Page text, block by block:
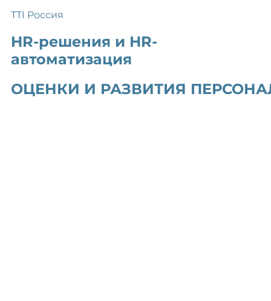
TTI Россия
HR-решения и HR-
автоматизация
ОЦЕНКИ И РАЗВИТИЯ